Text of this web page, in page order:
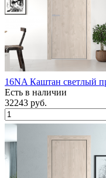
16NA Каштан светлый
Есть в наличии
32243 руб.